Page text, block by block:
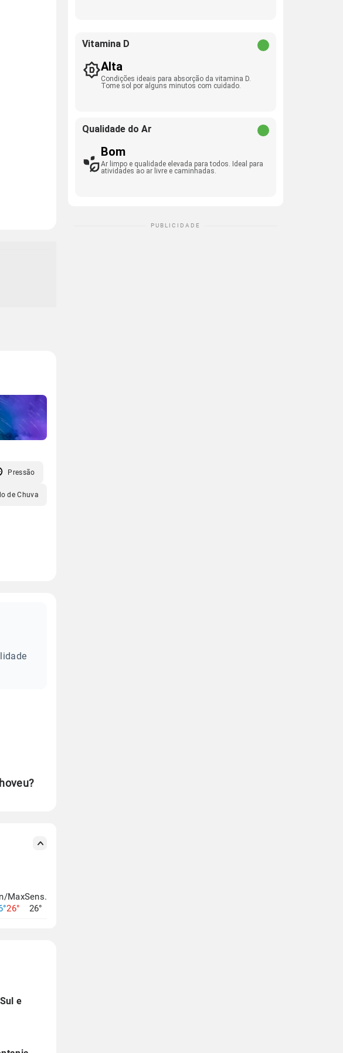
Pressão
de Chuva
Max
26°
Sens.
26°
e
Vitamina D
Alta
Condições ideais para absorção da vitamina D.
Tome sol por alguns minutos com cuidado.
Qualidade do Ar
Bom
Ar limpo e qualidade elevada para todos. Ideal para
atividades ao ar livre e caminhadas.